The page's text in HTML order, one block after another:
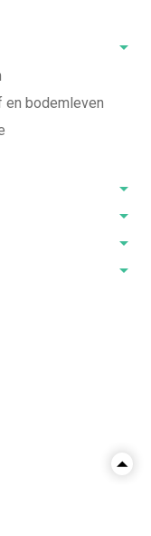
bodemleven